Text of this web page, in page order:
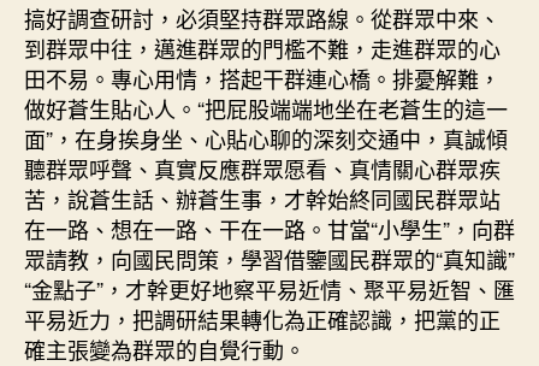
搞好調查研討，必須堅持群眾路線。從群眾中來、
到群眾中往，邁進群眾的門檻不難，走進群眾的心
田不易。專心用情，搭起干群連心橋。排憂解難，
做好蒼生貼心人。“把屁股端端地坐在老蒼生的這一
面”，在身挨身坐、心貼心聊的深刻交通中，真誠傾
聽群眾呼聲、真實反應群眾愿看、真情關心群眾疾
苦，說蒼生話、辦蒼生事，才幹始終同國民群眾站
在一路、想在一路、干在一路。甘當“小學生”，向群
眾請教，向國民問策，學習借鑒國民群眾的“真知識”
“金點子”，才幹更好地察平易近情、聚平易近智、匯
平易近力，把調研結果轉化為正確認識，把黨的正
確主張變為群眾的自覺行動。